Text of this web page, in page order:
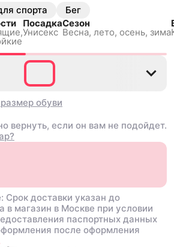
спорта
Бег
Посадка
Унисекс
Сезон
Весна, лето, осень, зима
38.5
обуви
вернуть, если он вам не подойдет.
Срок доставки указан до
в магазин в Москве при условии
паспортных данных
после оформления